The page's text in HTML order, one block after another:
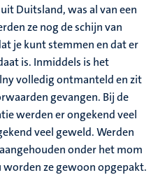
Duitsland, was al van een
ze nog de schijn van
je kunt stemmen en dat er
is. Inmiddels is het
volledig ontmanteld en zit
gevangen. Bij de
werden er ongekend veel
veel geweld. Werden
onder het mom
worden ze gewoon opgepakt.